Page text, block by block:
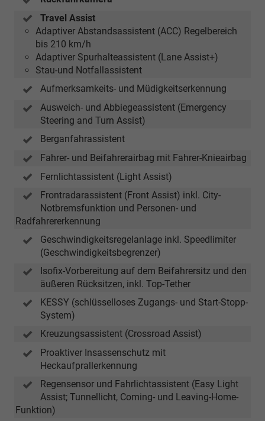
Travel Assist
Adaptiver Abstandsassistent (ACC) Regelbereich
bis 210 km/h
Adaptiver Spurhalteassistent (Lane Assist+)
Stau-und Notfallassistent
Aufmerksamkeits- und Müdigkeitserkennung
Ausweich- und Abbiegeassistent (Emergency
Steering and Turn Assist)
Berganfahrassistent
Fahrer- und Beifahrerairbag mit Fahrer-Knieairbag
Fernlichtassistent (Light Assist)
Frontradarassistent (Front Assist) inkl. City-
Notbremsfunktion und Personen- und
Radfahrererkennung
Geschwindigkeitsregelanlage inkl. Speedlimiter
(Geschwindigkeitsbegrenzer)
Isofix-Vorbereitung auf dem Beifahrersitz und den
äußeren Rücksitzen, inkl. Top-Tether
KESSY (schlüsselloses Zugangs- und Start-Stopp-
System)
Kreuzungsassistent (Crossroad Assist)
Proaktiver Insassenschutz mit
Heckaufprallerkennung
Regensensor und Fahrlichtassistent (Easy Light
Assist; Tunnellicht, Coming- und Leaving-Home-
Funktion)